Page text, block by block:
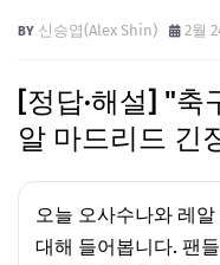
신승엽(Alex Shin) 2월
[정답·해설] "축
알 마드리드 긴
오늘 오사수나와 레
대해 들어봅니다. 팬